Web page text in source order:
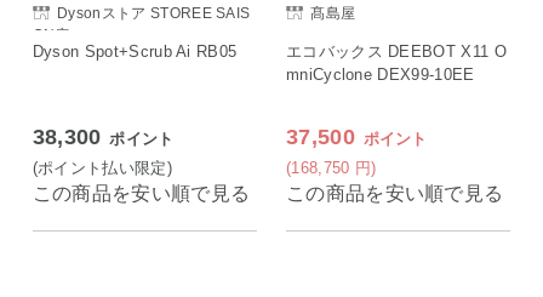
Dysonストア STOREE SAIS
ON店
Dyson Spot+Scrub Ai RB05
38,300 ポイント
(ポイント払い限定)
この商品を安い順で見る
髙島屋
エコバックス DEEBOT X11 O
mniCyclone DEX99-10EE
37,500 ポイント
(168,750 円)
この商品を安い順で見る